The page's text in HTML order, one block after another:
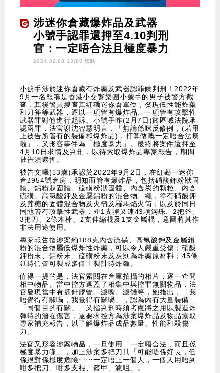
涉迷你倉藏爆炸品及武器
小號手認罪還押至4.10判刑
官：一定唔合法且極度暴力
2024.02.08 13:00 焦點
小號手涉於迷你倉藏有炸藥及武器認罪候判刑！2022年
9月一名報稱是香港小交響樂團小號手的男子被警方截
查，其後警員搜查其紅磡迷你倉單位，發現低性能炸藥
和刀斧等武器，逐以一項管有爆炸品、一項管有攻擊性
武器罪對他進行起訴。小號手昨(2月7日)於區域法院承
認兩罪，法官謝沈智慧明言，「無論係咪反修例，(若用
上被告所管有的裝備和爆炸品)，打算做嘅一定唔合法㗎
啦」，又形容事件為「極度暴力」。最終將案件還押至
4月10日求情及判刑，以待索取爆炸品專家報告，期間
被告須還押。
被告文曦(33歲)承認於2022年9月2日，在紅磡一迷你
倉2954號倉房，明知而管有爆炸品，包括硝酸鉀粉狀固
體、鋁粉狀固體、硫磺粉狀固體、內含炭的顆粒、內含
硫磺、高氯酸鉀及金屬鋁粉的混合物、繩，塗有硝酸鉀
及蔗糖的固體混合物及火箭及羅馬焰火筒；以及於同日
同地管有攻擊性武器，即1支彈叉連43顆鋼珠、2把斧、
3把刀、2條木棒、2支伸縮棍及1支金屬棍，意圖將其作
非法用途使用。
專家報告指涉案約188克內含硫磺、高氯酸鉀及金屬鋁
粉的混合物屬低爆炸性炸藥，可以令人嚴重受傷；硝酸
鉀粉末、鋁粉末、硫磺粉末及炭則為炸藥原材料；45條
延時信管可製成多個土製計時炸彈。
值得一提的是，法官索閱在倉庫拍攝的相片，逐一查問
相中物品。當中控方遮蓋了相集中與控罪無關物品，法
官發現當中有插針膠管、濾嘴、濾罐等，她指出，「我
唔覺得冇關喎，我覺得有關喎」，認為內有大量裝備
「同個目的有關」，又指判刑時須考慮將之用以製造炸
彈時的潛在傷害，遂要求控方為涉案爆炸品及物品索取
專家補充報告，以了解爆炸品成品數量、性能和殺傷
力。
法官又形容涉案物品，一旦使用「一定唔合法，而且係
極度暴力㗎」，加上涉案多把刀具「可能唔係好長，但
係絕對係極度危險⋯⋯一定唔止一個人，一個人用唔到
咁多把刀、咁多支棍、盔甲、濾咀」。